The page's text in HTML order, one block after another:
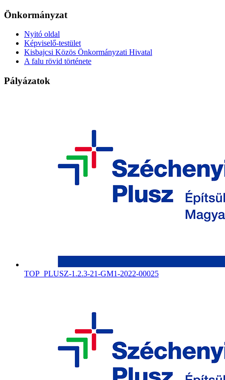
Önkormányzat
Nyitó oldal
Képviselő-testület
Kisbajcsi Közös Önkormányzati Hivatal
A falu rövid története
Pályázatok
TOP_PLUSZ-1.2.3-21-GM1-2022-00025